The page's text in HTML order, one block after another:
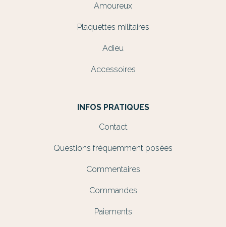
Amoureux
Plaquettes militaires
Adieu
Accessoires
INFOS PRATIQUES
Contact
Questions fréquemment posées
Commentaires
Commandes
Paiements